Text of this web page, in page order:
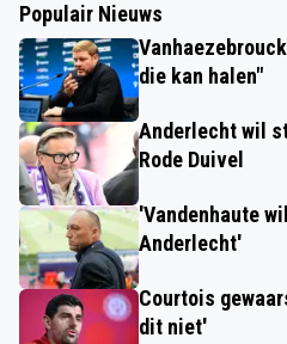
Populair Nieuws
die kan halen"
Anderlecht wil
Rode Duivel
'Vandenhaute
Anderlecht'
Courtois
dit niet'